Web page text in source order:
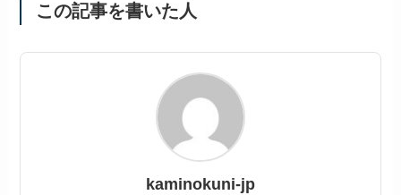
この記事を書いた人
kaminokuni-jp